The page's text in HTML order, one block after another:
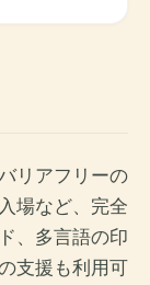
リアフリーの
場など、完全
、多言語の印
支援も利用可